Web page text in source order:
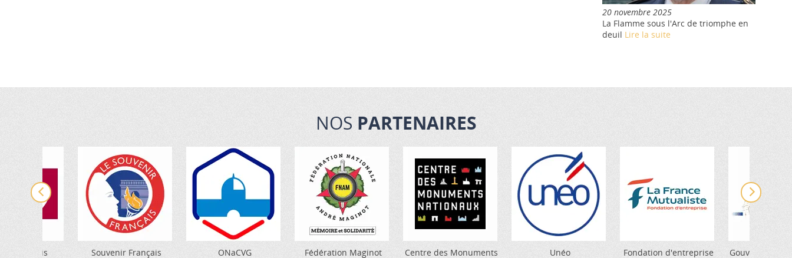
20 novembre 2025
La Flamme sous l'Arc de triomphe en
deuil Lire la suite
NOS PARTENAIRES
de Paris Souvenir Français ONaCVG Fédération Maginot Centre des Monuments Unéo Fondation d'entreprise Gouverneur